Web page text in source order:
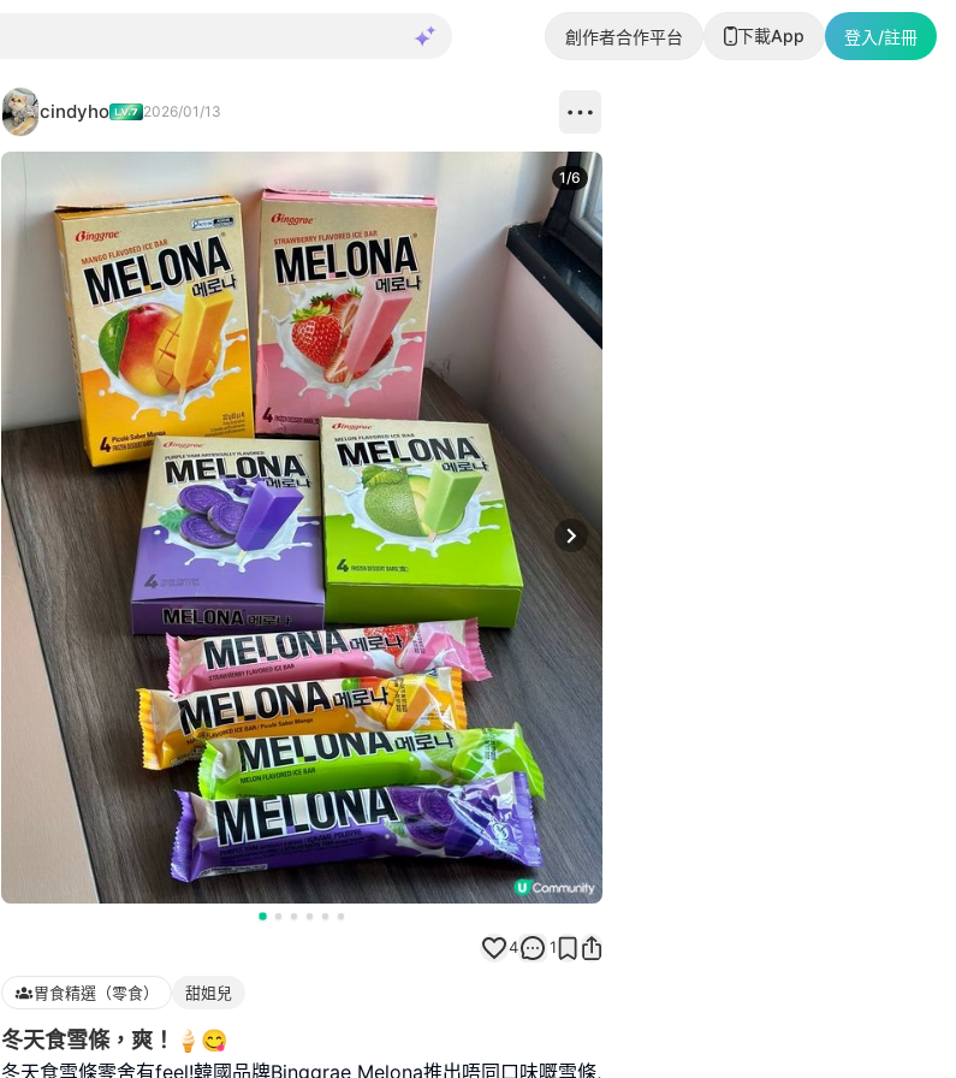
創作者合作平台 下載App 登入/註冊
cindyho 2026/01/13
Next slide
1/6
4 1
胃食精選（零食） 甜姐兒
冬天食雪條，爽！🍦😋
冬天食雪條零舍有feel!韓國品牌Binggrae Melona推出唔同口味嘅雪條,